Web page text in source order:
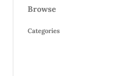
Browse
Categories